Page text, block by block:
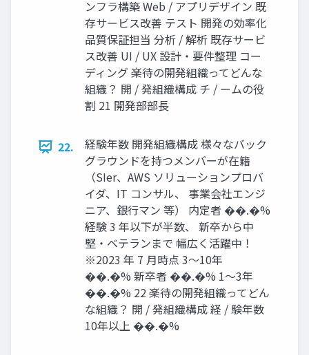
ンフラ構築 Web / アプリデザイン 既
存サービス改善 テスト 開発の効率化
品質保証担当 分析 / 解析 既存サービ
ス改善 UI / UX 設計・要件整理 コー
ディング 楽待の開発組織ってどんな
組織？ 開 / 発組織構成 チ / ームの役
割 21 開発部部長
22.
経験年数 開発組織構成 様々なバック
グラウンドを持つメンバーが在籍
（SIer、AWS ソリューションプロバ
イダ、IT コンサル、 事業会社エンジ
ニア、銀行マン 等） 内定者 ��.�%
経験 3 年以下が半数、 新卒から中
堅・ベテランまで 幅広く活躍中！
※2023 年 7 月時点 3～10年
��.�% 新卒者 ��.�% 1～3年
��.�% 22 楽待の開発組織ってどん
な組織？ 開 / 発組織構成 経 / 験年数
10年以上 ��.�%